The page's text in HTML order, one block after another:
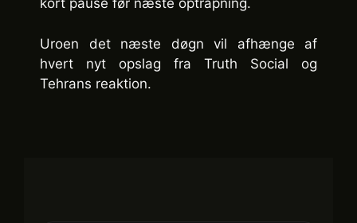
kort pause før næste optrapning.
Uroen det næste døgn vil afhænge af
hvert nyt opslag fra Truth Social og
Tehrans reaktion.